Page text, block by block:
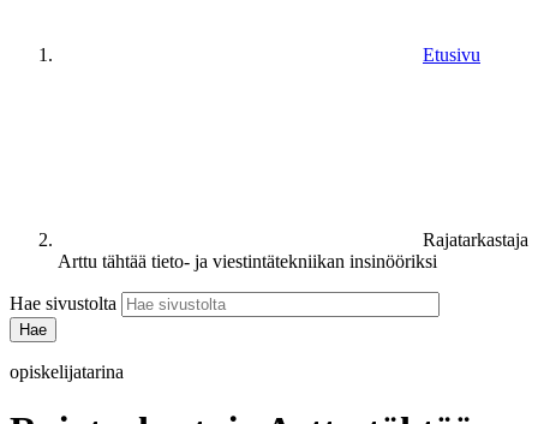
Etusivu
Rajatarkastaja
Arttu tähtää tieto- ja viestintätekniikan insinööriksi
Hae sivustolta
opiskelijatarina